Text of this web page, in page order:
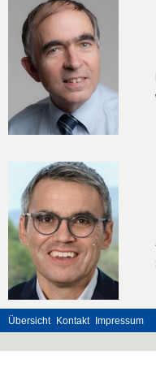
Übersicht Kontakt Impressum